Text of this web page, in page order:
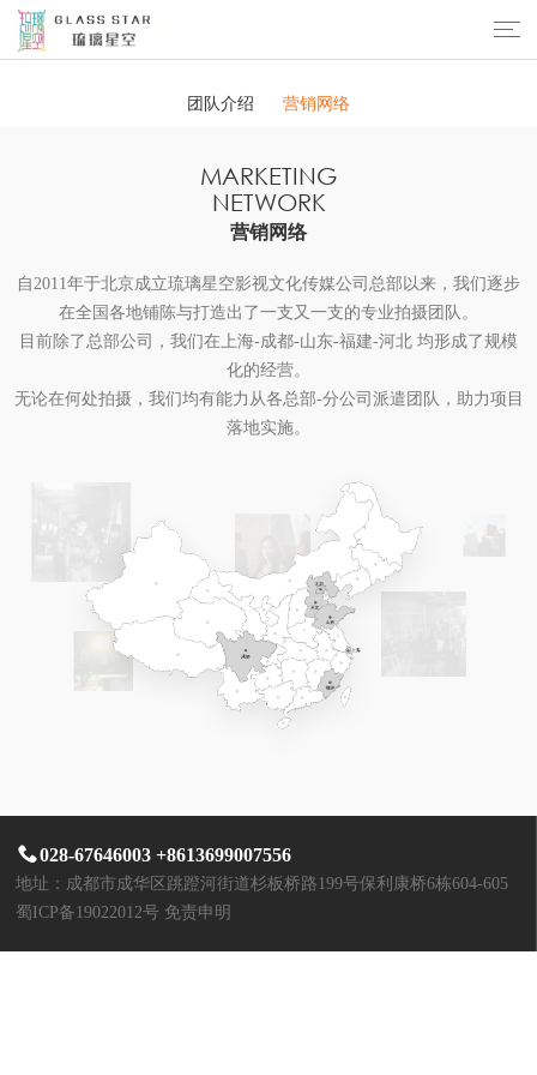
团队介绍
团队介绍 营销网络
MARKETING
NETWORK
营销网络
自2011年于北京成立琉璃星空影视文化传媒公司总部以来，我们逐步
在全国各地铺陈与打造出了一支又一支的专业拍摄团队。
目前除了总部公司，我们在上海-成都-山东-福建-河北 均形成了规模
化的经营。
无论在何处拍摄，我们均有能力从各总部-分公司派遣团队，助力项目
落地实施。
028-67646003 +8613699007556
地址：成都市成华区跳蹬河街道杉板桥路199号保利康桥6栋604-605
蜀ICP备19022012号 免责申明